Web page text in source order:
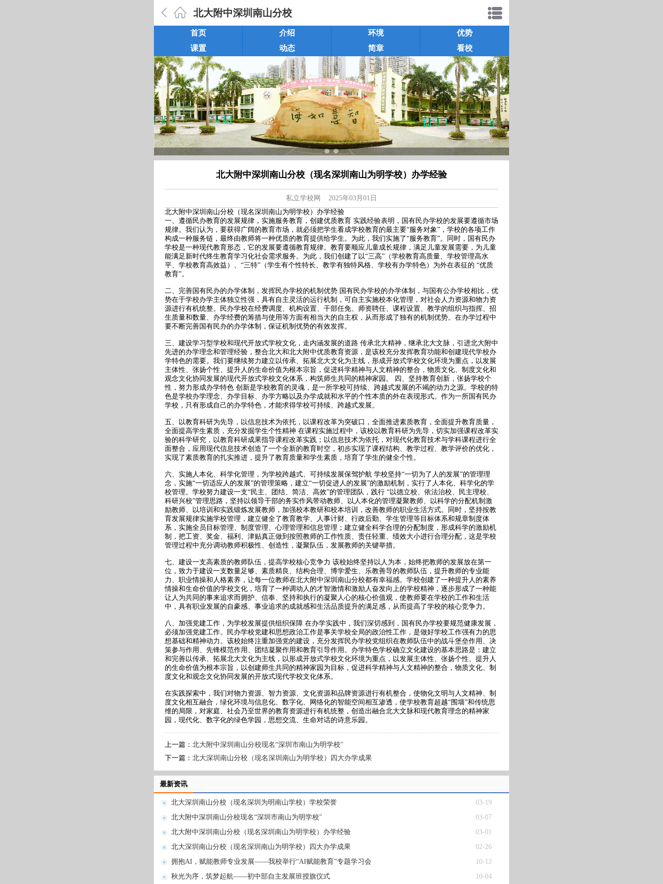
北大附中深圳南山分校
首页 介绍 环境
优势
课置
动态 简章 看校
北大附中深圳南山分校（现名深圳南山为明学校）办学经验
私立学校网
2025年03月01日
北大附中深圳南山分校（现名深圳南山为明学校）办学经验
一、遵循民办教育的发展规律，实施服务教育，创建优质教育 实践经验表明，国有民办学校的发展要遵循市场
规律。我们认为，要获得广阔的教育市场，就必须把学生看成学校教育的最主要“服务对象”，学校的各项工作
构成一种服务链，最终由教师将一种优质的教育提供给学生。为此，我们实施了“服务教育”。同时，国有民办
学校是一种现代教育形态，它的发展要遵循教育规律。教育要顺应儿童成长规律，满足儿童发展需要，为儿童
能满足新时代终生教育学习化社会需求服务。为此，我们创建了以“三高”（学校教育高质量、学校管理高水
平、学校教育高效益）、“三特”（学生有个性特长、教学有独特风格、学校有办学特色）为外在表征的 “优质
教育”。
二、完善国有民办的办学体制，发挥民办学校的机制优势 国有民办学校的办学体制，与国有公办学校相比，优
势在于学校办学主体独立性强，具有自主灵活的运行机制，可自主实施校本化管理，对社会人力资源和物力资
源进行有机统整。民办学校在经费调度、机构设置、干部任免、师资聘任、课程设置、教学的组织与指挥、招
生质量和数量、办学经费的筹措与使用等方面有相当大的自主权，从而形成了独有的机制优势。在办学过程中
要不断完善国有民办的办学体制，保证机制优势的有效发挥。
三、建设学习型学校和现代开放式学校文化，走内涵发展的道路 传承北大精神，继承北大文脉，引进北大附中
先进的办学理念和管理经验，整合北大和北大附中优质教育资源，是该校充分发挥教育功能和创建现代学校办
学特色的需要。我们要继续努力建立以传承、拓展北大文化为主线，形成开放式学校文化环境为重点，以发展
主体性、张扬个性、提升人的生命价值为根本宗旨，促进科学精神与人文精神的整合，物质文化、制度文化和
观念文化协同发展的现代开放式学校文化体系，构筑师生共同的精神家园。 四、坚持教育创新，张扬学校个
性，努力形成办学特色 创新是学校教育的灵魂，是一所学校可持续、跨越式发展的不竭的动力之源。学校的特
色是学校办学理念、办学目标、办学方略以及办学成就和水平的个性本质的外在表现形式。作为一所国有民办
学校，只有形成自己的办学特色，才能求得学校可持续、跨越式发展。
五、以教育科研为先导，以信息技术为依托，以课程改革为突破口，全面推进素质教育，全面提升教育质量，
全面提高学生素质，充分发掘学生个性精神 在课程实施过程中，该校以教育科研为先导，切实加强课程改革实
验的科学研究，以教育科研成果指导课程改革实践；以信息技术为依托，对现代化教育技术与学科课程进行全
面整合，应用现代信息技术创造了一个全新的教育时空，初步实现了课程结构、教学过程、教学评价的优化，
实现了素质教育的扎实推进，提升了教育质量和学生素质，培育了学生的健全个性。
六、实施人本化、科学化管理，为学校跨越式、可持续发展保驾护航 学校坚持“一切为了人的发展”的管理理
念，实施“一切适应人的发展”的管理策略，建立“一切促进人的发展”的激励机制，实行了人本化、科学化的学
校管理。学校努力建设一支“民主、团结、简洁、高效”的管理团队，践行 “以德立校、依法治校、民主理校、
科研兴校”管理思路，坚持以领导干部的务实作风带动教师、以人本化的管理凝聚教师、以科学的分配机制激
励教师、以培训和实践锻炼发展教师，加强校本教研和校本培训，改善教师的职业生活方式。同时，坚持按教
育发展规律实施学校管理，建立健全了教育教学、人事计财、行政后勤、学生管理等目标体系和规章制度体
系，实施全员目标管理、制度管理、心理管理和信息管理；建立健全科学合理的分配制度，形成科学的激励机
制，把工资、奖金、福利、津贴真正做到按照教师的工作性质、责任轻重、绩效大小进行合理分配，这是学校
管理过程中充分调动教师积极性、创造性，凝聚队伍，发展教师的关键举措。
七、建设一支高素质的教师队伍，提高学校核心竞争力 该校始终坚持以人为本，始终把教师的发展放在第一
位，致力于建设一支数量足够、素质精良、结构合理、博学爱生、乐教善导的教师队伍，提升教师的专业能
力、职业情操和人格素养，让每一位教师在北大附中深圳南山分校都有幸福感。学校创建了一种提升人的素养
情操和生命价值的学校文化，培育了一种调动人的才智激情和激励人奋发向上的学校精神，逐步形成了一种能
让人为共同的事来追求而拥护、信奉、坚持和执行的凝聚人心的核心价值观，使教师要在学校的工作和生活
中，具有职业发展的自豪感、事业追求的成就感和生活品质提升的满足感，从而提高了学校的核心竞争力。
八、加强党建工作，为学校发展提供组织保障 在办学实践中，我们深切感到，国有民办学校要规范健康发展，
必须加强党建工作。民办学校党建和思想政治工作是事关学校全局的政治性工作，是做好学校工作强有力的思
想基础和精神动力。该校始终注重加强党的建设，充分发挥民办学校党组织在教师队伍中的战斗堡垒作用、决
策参与作用、先锋模范作用、团结凝聚作用和教育引导作用。办学特色学校确立文化建设的基本思路是：建立
和完善以传承、拓展北大文化为主线，以形成开放式学校文化环境为重点，以发展主体性、张扬个性、提升人
的生命价值为根本宗旨，以创建师生共同的精神家园为目标，促进科学精神与人文精神的整合，物质文化、制
度文化和观念文化协同发展的开放式现代学校文化体系。
在实践探索中，我们对物力资源、智力资源、文化资源和品牌资源进行有机整合，使物化文明与人文精神、制
度文化相互融合，绿化环境与信息化、数字化、网络化的智能空间相互渗透，使学校教育超越“围墙”和传统思
维的局限，对家庭、社会乃至世界的教育资源进行有机统整，创造出融合北大文脉和现代教育理念的精神家
园，现代化、数字化的绿色学园，思想交流、生命对话的诗意乐园。
上一篇： 北大附中深圳南山分校现名“深圳市南山为明学校"
下一篇： 北大深圳南山分校（现名深圳南山为明学校）四大办学成果
最新资讯
北大深圳南山分校（现名深圳为明南山学校）学校荣誉
03-19
北大附中深圳南山分校现名“深圳市南山为明学校"
03-07
北大附中深圳南山分校（现名深圳南山为明学校）办学经验
03-01
北大深圳南山分校（现名深圳南山为明学校）四大办学成果
02-26
拥抱AI，赋能教师专业发展——我校举行“AI赋能教育”专题学习会
10-12
秋光为序，筑梦起航——初中部自主发展班授旗仪式
10-04